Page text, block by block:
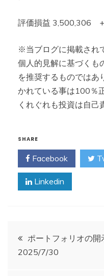
評価損益 3,500,306
※当ブログに掲載され
個人的見解に基づくも
を推奨するものではあ
かれている事は100％
くれぐれも投資は自己
SHARE
Facebook
Linkedin
投
稿
ポートフォリオの開
2025/7/30